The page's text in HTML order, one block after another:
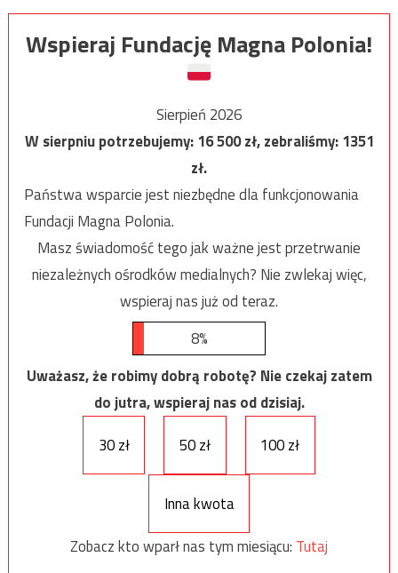
Wspieraj Fundację Magna Polonia!
Sierpień 2026
W sierpniu potrzebujemy:16 500zł, zebraliśmy:1351
zł.
Państwa wsparcie jest niezbędne dla funkcjonowania
Fundacji Magna Polonia.
Masz świadomość tego jak ważne jest przetrwanie
niezależnych ośrodków medialnych? Nie zwlekaj więc,
wspieraj nas już od teraz.
8%
Uważasz, że robimy dobrą robotę? Nie czekaj zatem
do jutra, wspieraj nas od dzisiaj.
30 zł
50 zł 100 zł
Inna kwota
Zobacz kto wparł nas tym miesiącu: Tutaj